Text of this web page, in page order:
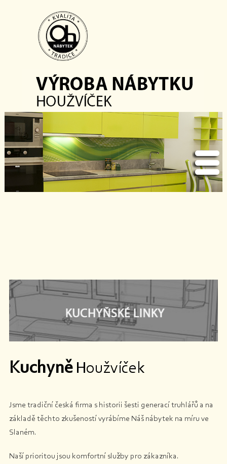
KuchyněHoužvíček
Jsme tradiční česká firma s historii šesti generací truhlářů a na
základě těchto zkušeností vyrábíme Náš nábytek na míru ve
Slaném.
Naší prioritou jsou komfortní služby pro zákazníka.